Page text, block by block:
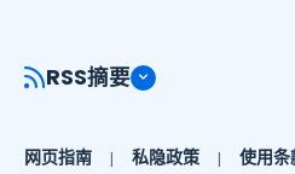
RSS摘要
网页指南 私隐政策 使用条